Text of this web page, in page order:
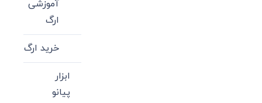
آموزشی
ارگ
خرید ارگ
ابزار
پیانو